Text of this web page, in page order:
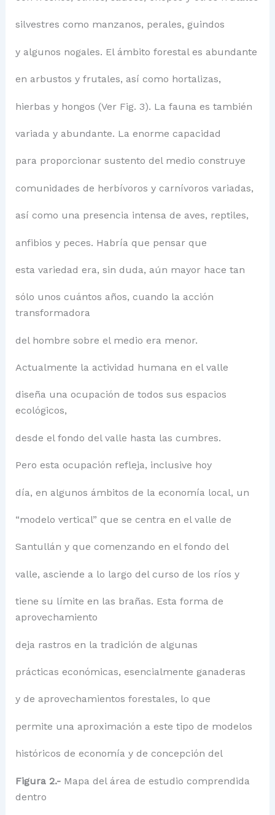
silvestres como manzanos, perales, guindos
y algunos nogales. El ámbito forestal es abundante
en arbustos y frutales, así como hortalizas,
hierbas y hongos (Ver Fig. 3). La fauna es también
variada y abundante. La enorme capacidad
para proporcionar sustento del medio construye
comunidades de herbívoros y carnívoros variadas,
así como una presencia intensa de aves, reptiles,
anfibios y peces. Habría que pensar que
esta variedad era, sin duda, aún mayor hace tan
sólo unos cuántos años, cuando la acción
transformadora
del hombre sobre el medio era menor.
Actualmente la actividad humana en el valle
diseña una ocupación de todos sus espacios
ecológicos,
desde el fondo del valle hasta las cumbres.
Pero esta ocupación refleja, inclusive hoy
día, en algunos ámbitos de la economía local, un
“modelo vertical” que se centra en el valle de
Santullán y que comenzando en el fondo del
valle, asciende a lo largo del curso de los ríos y
tiene su límite en las brañas. Esta forma de
aprovechamiento
deja rastros en la tradición de algunas
prácticas económicas, esencialmente ganaderas
y de aprovechamientos forestales, lo que
permite una aproximación a este tipo de modelos
históricos de economía y de concepción del
Figura 2.- Mapa del área de estudio comprendida
dentro